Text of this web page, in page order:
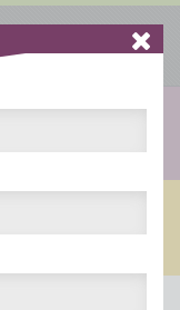
İNDİR